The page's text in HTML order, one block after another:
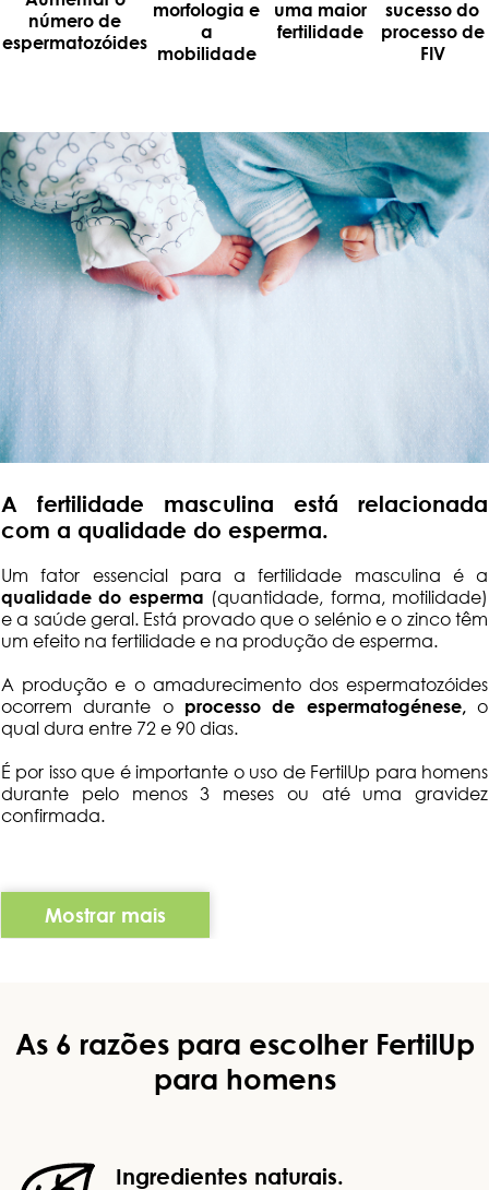
número de
espermatozóides
morfologia e
a
mobilidade
uma maior
fertilidade
sucesso do
processo de
FIV
A fertilidade masculina está relacionada
com a qualidade do esperma.
Um fator essencial para a fertilidade masculina é a
qualidade do esperma (quantidade, forma, motilidade)
e a saúde geral. Está provado que o selénio e o zinco têm
um efeito na fertilidade e na produção de esperma.
A produção e o amadurecimento dos espermatozóides
ocorrem durante o processo de espermatogénese,o
qual dura entre 72 e 90 dias.
É por isso que é importante o uso de FertilUp para homens
durante pelo menos 3 meses ou até uma gravidez
confirmada.
Mostrar mais
As 6 razões para escolher FertilUp
para homens
Ingredientes naturais.